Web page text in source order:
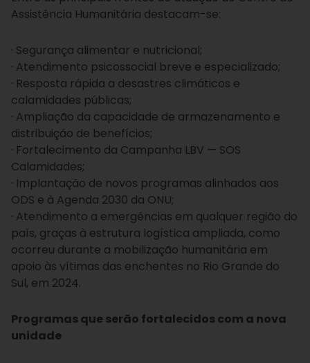
Assistência Humanitária destacam-se:
· Segurança alimentar e nutricional;
· Atendimento psicossocial breve e especializado;
· Resposta rápida a desastres climáticos e
calamidades públicas;
· Ampliação da capacidade de armazenamento e
distribuição de benefícios;
· Fortalecimento da Campanha LBV — SOS
Calamidades;
· Implantação de novos programas alinhados aos
ODS e à Agenda 2030 da ONU;
· Atendimento a emergências em qualquer região do
país, graças à estrutura logística ampliada, como
ocorreu durante a mobilização humanitária em
apoio às vítimas das enchentes no Rio Grande do
Sul, em 2024.
Programas que serão fortalecidos com a nova
unidade